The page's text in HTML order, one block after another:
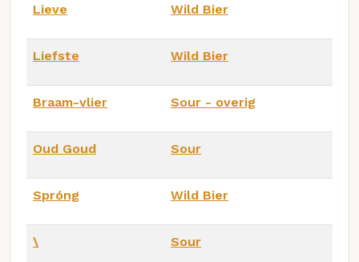
Lieve Wild Bier
Liefste Wild Bier
Braam-vlier Sour - overig
Oud Goud Sour
Spróng Wild Bier
\ Sour